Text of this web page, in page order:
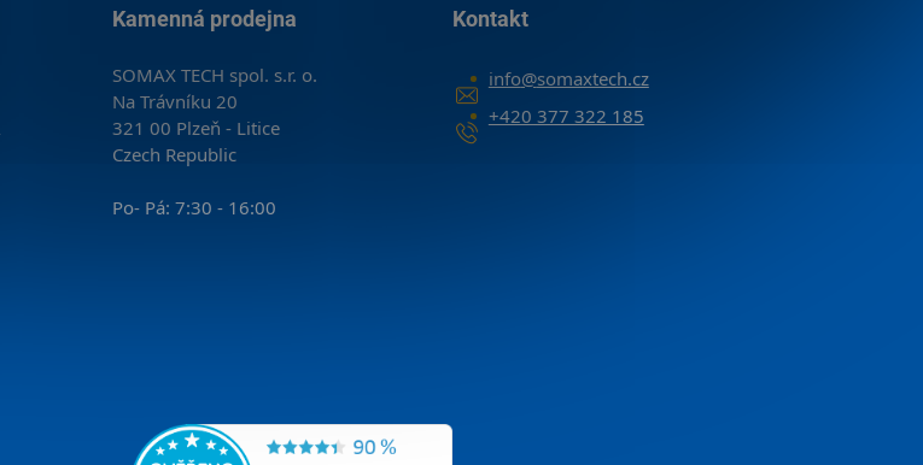
Kamenná prodejna
SOMAX TECH spol. s.r. o.
Na Trávníku 20
321 00 Plzeň - Litice
Czech Republic
Po- Pá: 7:30 - 16:00
Kontakt
info@somaxtech.cz
+420 377 322 185